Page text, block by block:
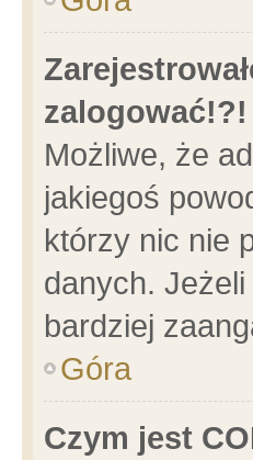
zalogować!?!
Możliwe, że
jakiegoś
którzy nic nie
danych.
bardziej
Góra
Czym jest